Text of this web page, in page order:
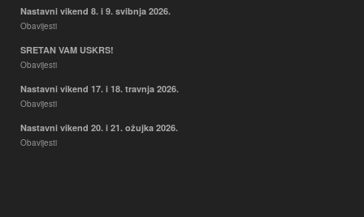
Nastavni vikend 8. i 9. svibnja 2026.
Obavijesti
SRETAN VAM USKRS!
Obavijesti
Nastavni vikend 17. i 18. travnja 2026.
Obavijesti
Nastavni vikend 20. i 21. ožujka 2026.
Obavijesti